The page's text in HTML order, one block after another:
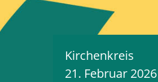
Kirchenkreis
21. Februar 2026